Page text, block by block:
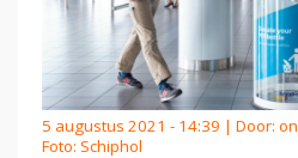
5 augustus 2021 - 14:39 | Door:
Foto: Schiphol